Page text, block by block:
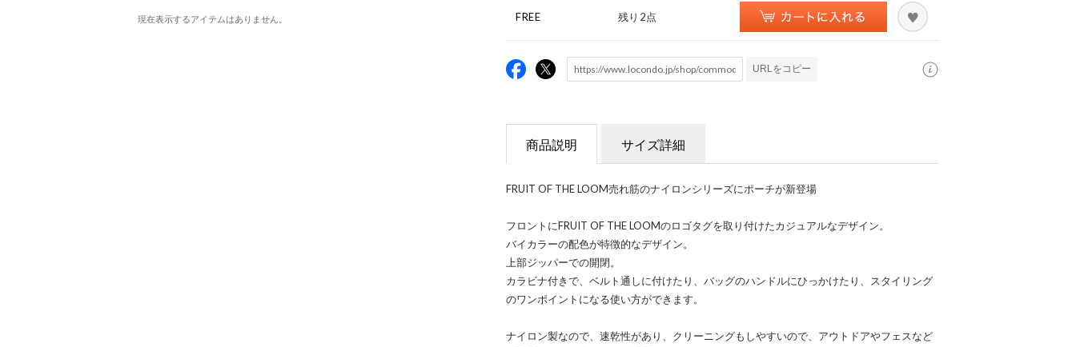
現在表示するアイテムはありません。 FREE 残り2点
URLをコピー
商品説明 サイズ詳細
FRUIT OF THE LOOM売れ筋のナイロンシリーズにポーチが新登場
フロントにFRUIT OF THE LOOMのロゴタグを取り付けたカジュアルなデザイン。
バイカラーの配色が特徴的なデザイン。
上部ジッパーでの開閉。
カラビナ付きで、ベルト通しに付けたり、バッグのハンドルにひっかけたり、スタイリング
のワンポイントになる使い方ができます。
ナイロン製なので、速乾性があり、クリーニングもしやすいので、アウトドアやフェスなど